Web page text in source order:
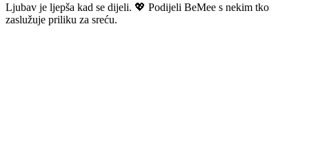
Ljubav je ljepša kad se dijeli. 💖 Podijeli BeMee s nekim tko
zaslužuje priliku za sreću.